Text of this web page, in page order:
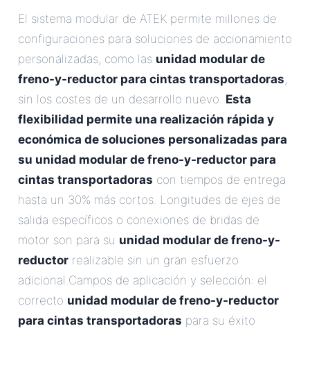
El sistema modular de ATEK permite millones de
configuraciones para soluciones de accionamiento
personalizadas, como las unidad modular de
freno-y-reductor para cintas transportadoras,
sin los costes de un desarrollo nuevo. Esta
flexibilidad permite una realización rápida y
económica de soluciones personalizadas para
su unidad modular de freno-y-reductor para
cintas transportadoras con tiempos de entrega
hasta un 30% más cortos. Longitudes de ejes de
salida específicos o conexiones de bridas de
motor son para su unidad modular de freno-y-
reductor realizable sin un gran esfuerzo
adicional.Campos de aplicación y selección: el
correcto unidad modular de freno-y-reductor
para cintas transportadoras para su éxito